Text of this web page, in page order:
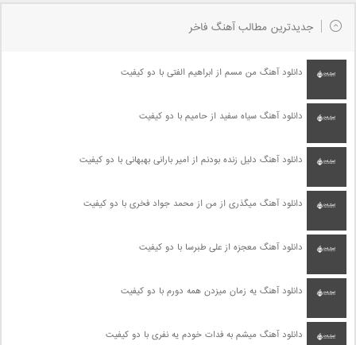
جدیدترین مطالب آهنگ فاخر
دانلود آهنگ من مسم از ابراهیم الفتی با دو کیفیت
دانلود آهنگ سیاه سفید از حامیم با دو کیفیت
دانلود آهنگ دلیل زنده بودنم از امیر بارانی بهبهانی با دو کیفیت
دانلود آهنگ میگذری از من از محمد جواد فخری با دو کیفیت
دانلود آهنگ معجزه از علی طبرسا با دو کیفیت
دانلود آهنگ یه زمان میزدن همه دورم با دو کیفیت
دانلود آهنگ میشم به فدات خودم یه نفری با دو کیفیت